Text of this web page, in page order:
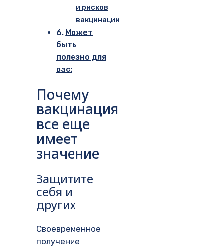
и рисков
вакцинации
Может
быть
полезно для
вас:
Почему
вакцинация
все еще
имеет
значение
Защитите
себя и
других
Своевременное
получение